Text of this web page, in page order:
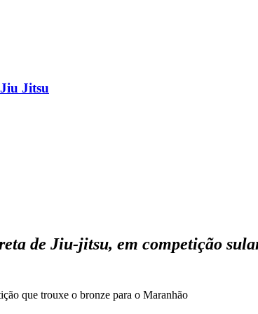
Jitsu
de Jiu-jitsu, em competição
que trouxe o bronze para o Maranhão